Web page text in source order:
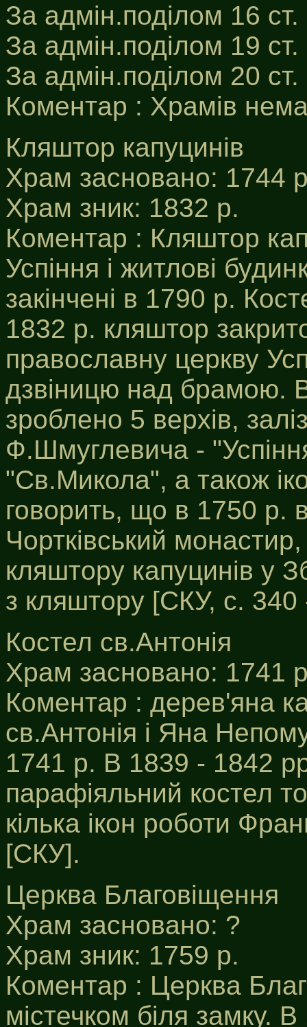
За адмін.поділом 16
За адмін.поділом 19
За адмін.поділом 20
Коментар : Храмів
Кляштор капуцинів
Храм засновано: 1744
Храм зник: 1832 р.
Коментар : Кляштор
Успіння і житлові
закінчені в 1790 р.
1832 р. кляштор
православну церкву
дзвіницю над брамою.
зроблено 5 верхів,
Ф.Шмуглевича -
"Св.Микола", а також
говорить, що в 1750 р.
Чортківський
кляштору капуцинів у
з кляштору [СКУ, с. 340
Костел св.Антонія
Храм засновано: 1741
Коментар : дерев'яна
св.Антонія і Яна
1741 р. В 1839 - 1842
парафіяльний костел
кілька ікон роботи
[СКУ].
Церква Благовіщення
Храм засновано: ?
Храм зник: 1759 р.
Коментар : Церква
містечком біля замку.